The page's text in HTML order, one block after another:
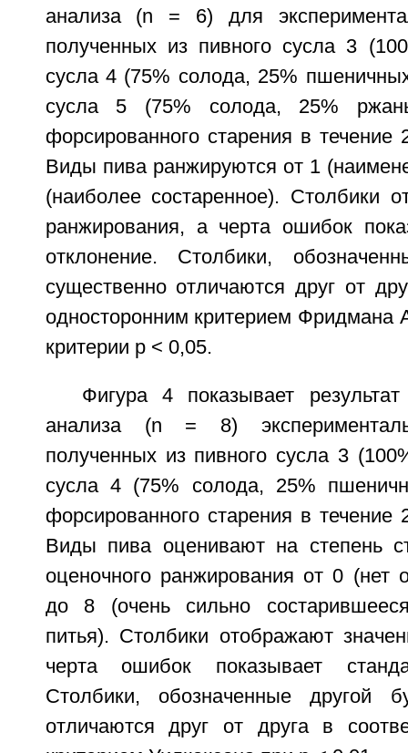
анализа (n = 6) для
полученных из пивного сусла 3
сусла 4 (75% солода, 25%
сусла 5 (75% солода, 25%
форсированного старения в
Виды пива ранжируются от 1
(наиболее состаренное). Столбики
ранжирования, а черта ошибок
отклонение. Столбики,
существенно отличаются друг от
односторонним критерием Фридмана
критерии p < 0,05.
Фигура 4 показывает результат
анализа (n = 8)
полученных из пивного сусла 3
сусла 4 (75% солода, 25%
форсированного старения в
Виды пива оценивают на степень
оценочного ранжирования от 0 (нет
до 8 (очень сильно
питья). Столбики отображают
черта ошибок показывает
Столбики, обозначенные другой
отличаются друг от друга в